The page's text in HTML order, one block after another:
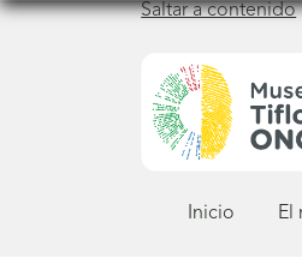
Saltar a contenido
Inicio El